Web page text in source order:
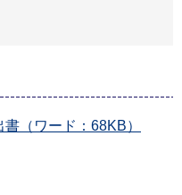
（ワード：68KB）